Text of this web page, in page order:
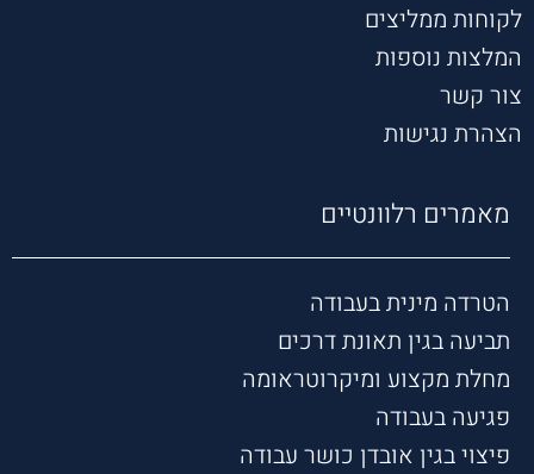
לקוחות ממליצים
המלצות נוספות
צור קשר
הצהרת נגישות
מאמרים רלוונטיים
הטרדה מינית בעבודה
תביעה בגין תאונת דרכים
מחלת מקצוע ומיקרוטראומה
פגיעה בעבודה
פיצוי בגין אובדן כושר עבודה